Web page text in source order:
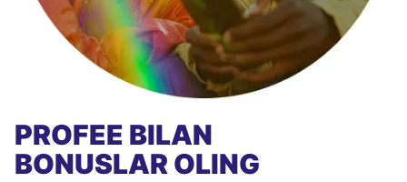
PROFEE BILAN
BONUSLAR OLING